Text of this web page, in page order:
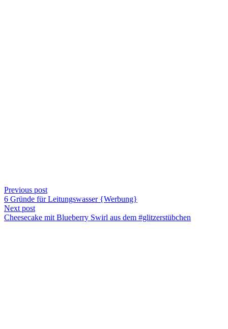
Previous post
6 Gründe für Leitungswasser {Werbung}
Next post
Cheesecake mit Blueberry Swirl aus dem #glitzerstübchen